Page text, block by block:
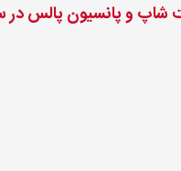
شاپ و پانسیون پالس در